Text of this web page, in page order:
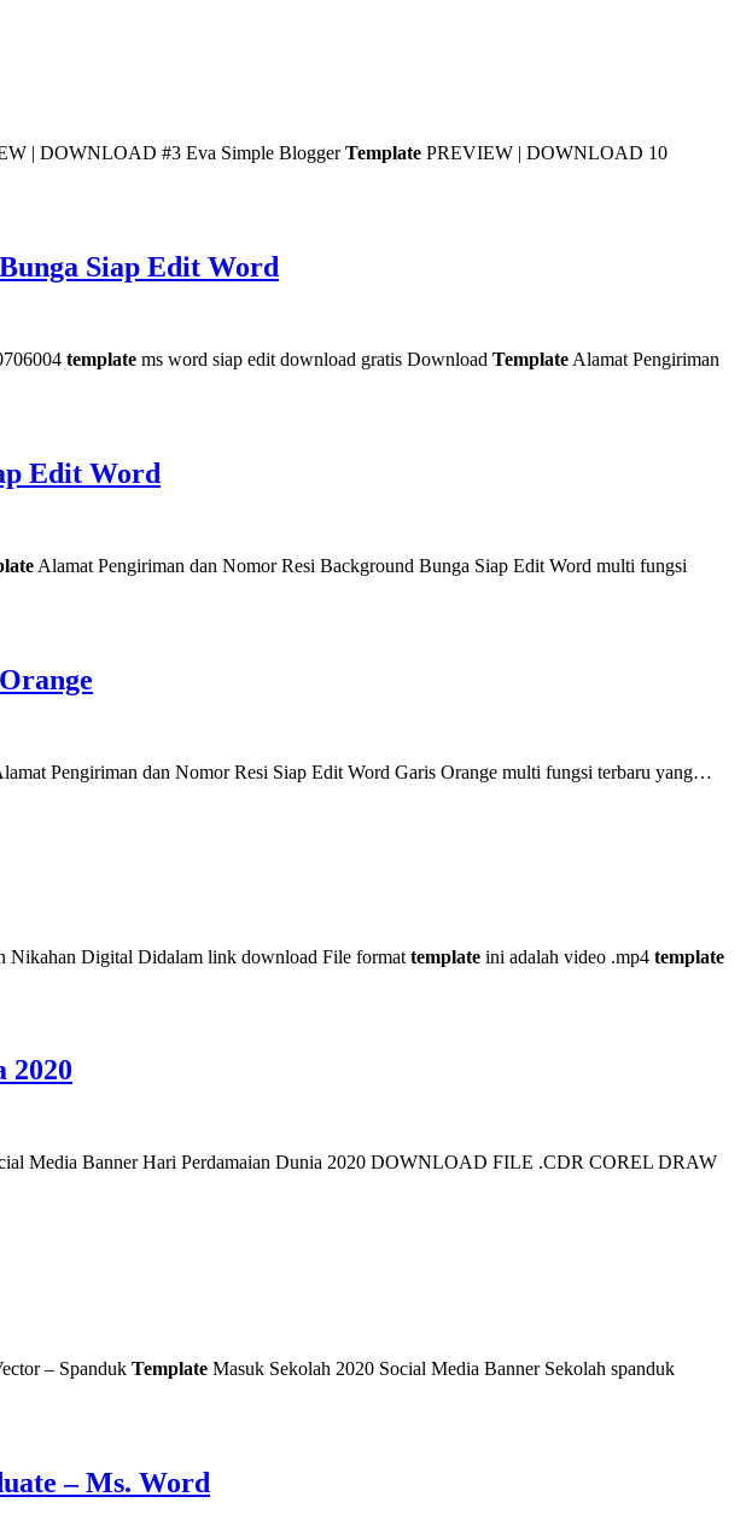
| DOWNLOAD #3 Eva Simple BloggerTemplate PREVIEW | DOWNLOAD 10
Siap Edit Word
template ms word siap edit download gratis Download Template Alamat Pengiriman
Edit Word
Alamat Pengiriman dan Nomor Resi Background Bunga Siap Edit Word multi fungsi
Pengiriman dan Nomor Resi Siap Edit Word Garis Orange multi fungsi terbaru yang…
Nikahan Digital Didalam link download File format template ini adalah video .mp4 template
2020
Media Banner Hari Perdamaian Dunia 2020 DOWNLOAD FILE .CDR COREL DRAW
– Spanduk Template Masuk Sekolah 2020 Social Media Banner Sekolah spanduk
– Ms. Word